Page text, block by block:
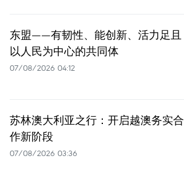
东盟——有韧性、能创新、活力足且
以人民为中心的共同体
07/08/2026 04:12
苏林澳大利亚之行：开启越澳务实合
作新阶段
07/08/2026 03:36